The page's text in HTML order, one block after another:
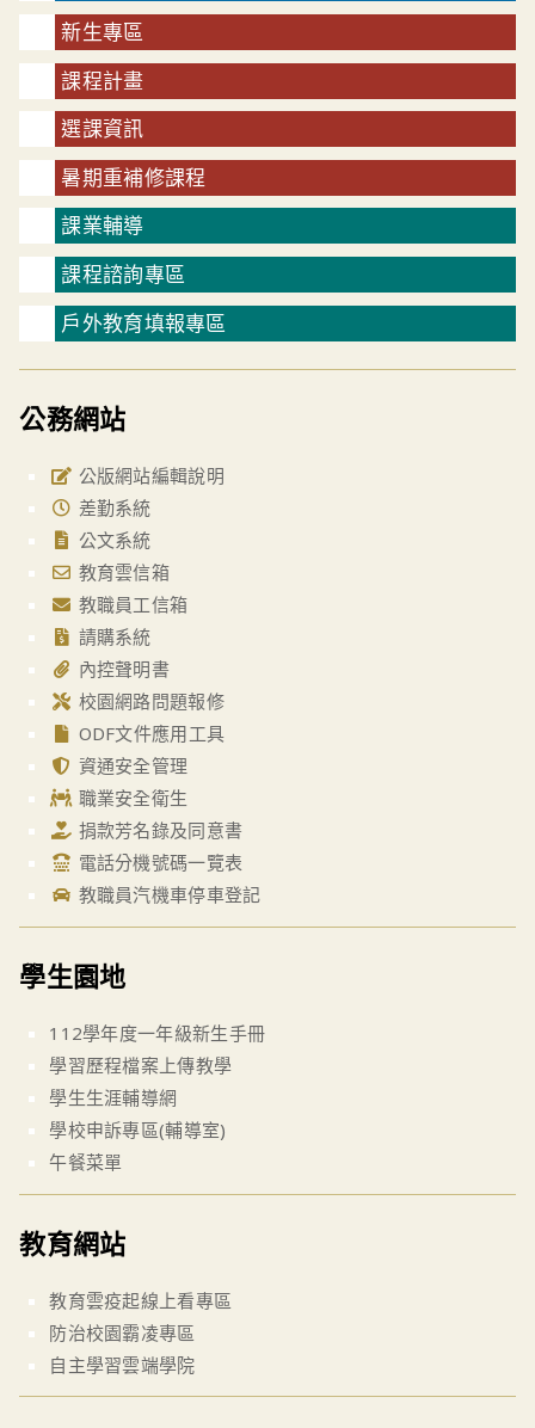
新生專區
課程計畫
選課資訊
暑期重補修課程
課業輔導
課程諮詢專區
戶外教育填報專區
公務網站
公版網站編輯說明
差勤系統
公文系統
教育雲信箱
教職員工信箱
請購系統
內控聲明書
校園網路問題報修
ODF文件應用工具
資通安全管理
職業安全衛生
捐款芳名錄及同意書
電話分機號碼一覽表
教職員汽機車停車登記
學生園地
112學年度一年級新生手冊
學習歷程檔案上傳教學
學生生涯輔導網
學校申訴專區(輔導室)
午餐菜單
教育網站
教育雲疫起線上看專區
防治校園霸凌專區
自主學習雲端學院